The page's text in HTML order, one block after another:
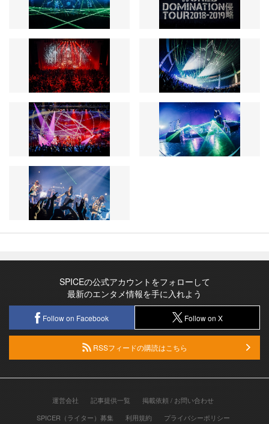
SPICEの公式アカウントをフォローして
最新のエンタメ情報を手に入れよう
Follow on Facebook Follow on X
RSSフィードの購読はこちら
運営会社 記事提供一覧
掲載依頼 / お問い合わせ
SPICER（ライター）募集
利用規約 プライバシーポリシー